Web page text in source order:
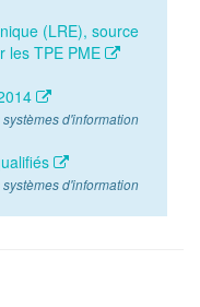
(LRE), source
les TPE PME
d'information
d'information